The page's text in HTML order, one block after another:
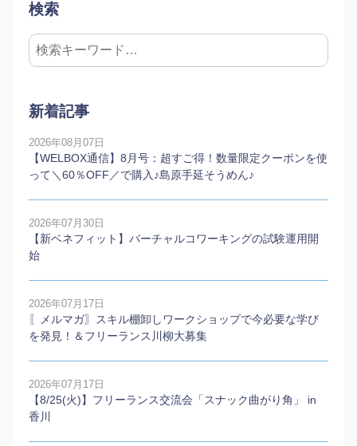
検索
新着記事
2026年08月07日
【WELBOX通信】8月号：超すご得！数量限定クーポンを使
って＼60％OFF／で購入♪島原手延そうめん♪
2026年07月30日
【新ベネフィット】バーチャルコワーキングの試験運用開
始
2026年07月17日
〖メルマガ〗スキル棚卸しワークショップで今必要な学び
を発見！＆フリーランス川柳大募集
2026年07月17日
【8/25(火)】フリーランス交流会「スナック曲がり角」 in
香川